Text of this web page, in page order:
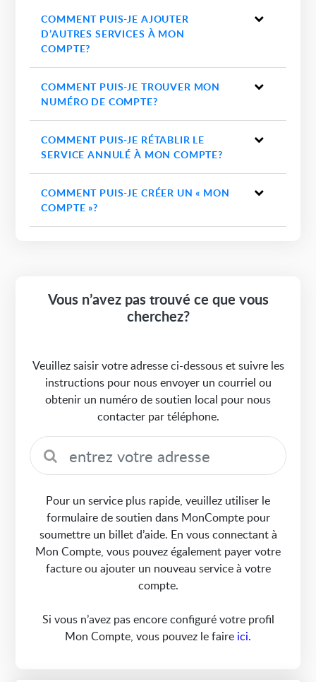
COMMENT PUIS-JE AJOUTER
D’AUTRES SERVICES À MON
COMPTE?
COMMENT PUIS-JE TROUVER MON
NUMÉRO DE COMPTE?
COMMENT PUIS-JE RÉTABLIR LE
SERVICE ANNULÉ À MON COMPTE?
COMMENT PUIS-JE CRÉER UN « MON
COMPTE »?
Vous n’avez pas trouvé ce que vous
cherchez?
Veuillez saisir votre adresse ci-dessous et suivre les
instructions pour nous envoyer un courriel ou
obtenir un numéro de soutien local pour nous
contacter par téléphone.
Pour un service plus rapide, veuillez utiliser le
formulaire de soutien dans MonCompte pour
soumettre un billet d’aide. En vous connectant à
Mon Compte, vous pouvez également payer votre
facture ou ajouter un nouveau service à votre
compte.
Si vous n’avez pas encore configuré votre profil
Mon Compte, vous pouvez le faire ici.